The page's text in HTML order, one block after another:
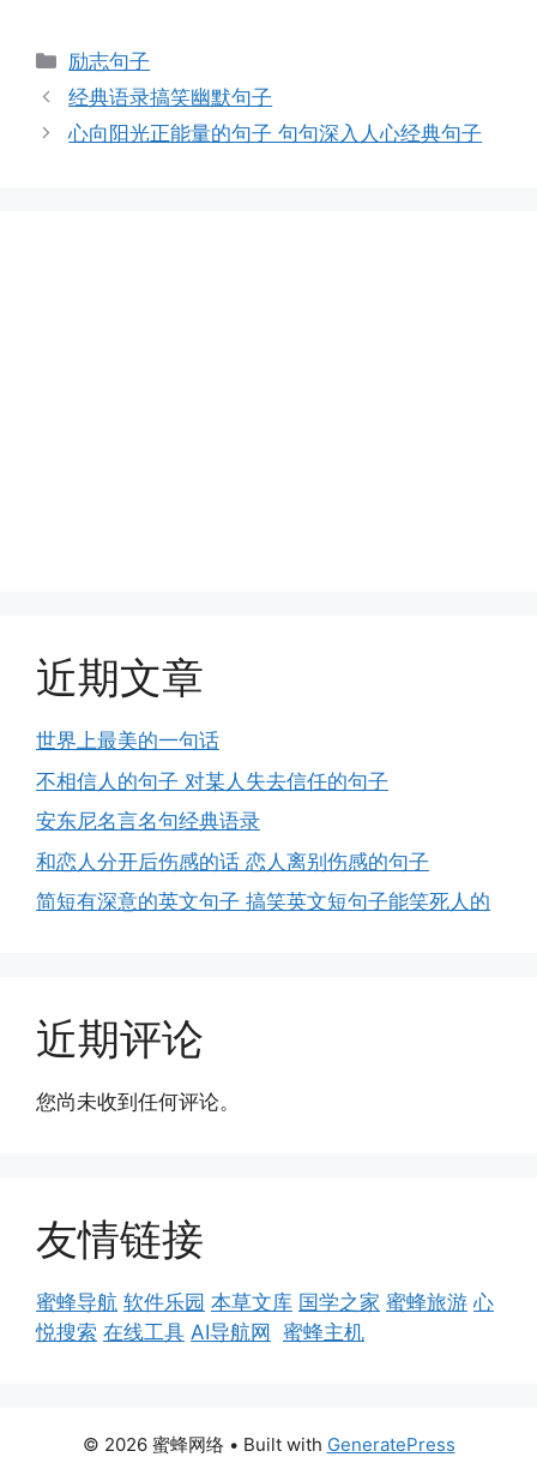
分
类
励志句子
经典语录搞笑幽默句子
心向阳光正能量的句子 句句深入人心经典句子
近期文章
世界上最美的一句话
不相信人的句子 对某人失去信任的句子
安东尼名言名句经典语录
和恋人分开后伤感的话 恋人离别伤感的句子
简短有深意的英文句子 搞笑英文短句子能笑死人的
近期评论
您尚未收到任何评论。
友情链接
蜜蜂导航 软件乐园 本草文库 国学之家 蜜蜂旅游 心
悦搜索 在线工具 AI导航网 蜜蜂主机
© 2026 蜜蜂网络 • Built with GeneratePress